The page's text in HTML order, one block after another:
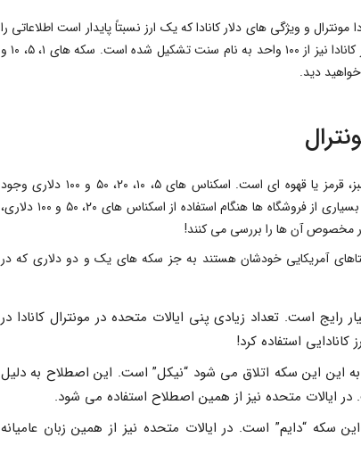
مونترال و ویژگی های دلار کانادا که یک ارز نسبتاً پایدار است اطلاعاتی را
با شما در میان بگذاریم. مانند دلار آمریکا، دلار کانادا نیز از ۱۰۰ واحد به نام سنت تشکیل شده است. سکه های ۱، ۵، ۱۰ و
رنگ اسکناس های دلار کانادا، آبی، بنفش، سبز، قرمز یا قهوه ای است. اسکناس های ۵، ۱۰، ۲۰، ۵۰ و ۱۰۰ دلاری وجود
دارند. شاید جالب باشد بدانید که در مونترال بسیاری از فروشگاه ‌ها هنگام استفاده از اسکناس‌ های ۲۰، ۵۰ و ۱۰۰ دلاری،
مخصوص آن ها را بررسی می‌ کنند!
آمریکایی خودشان هستند به جز سکه های یک و دو دلاری که در
رایج است. تعداد زیادی پنی ایالات متحده در مونترال کانادا در
استفاده کرد!
به این این سکه اتلاق می شود “نیکل” است. این اصطلاح به دلیل
متحده نیز از همین اصطلاح استفاده می شود.
این سکه “دایم” است. در ایالات متحده نیز از همین زبان عامیانه